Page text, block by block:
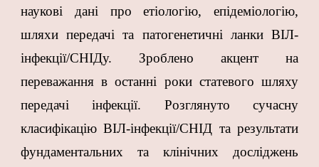
наукові дані про етіологію, епідеміологію,
шляхи передачі та патогенетичні ланки ВІЛ-
інфекції/СНІДу. Зроблено акцент на
переважання в останні роки статевого шляху
передачі інфекції. Розглянуто сучасну
класифікацію ВІЛ-інфекції/СНІД та результати
фундаментальних та клінічних досліджень